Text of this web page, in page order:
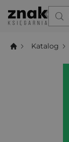
Katalog